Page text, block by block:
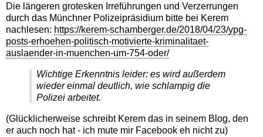
Die längeren grotesken Irreführungen und Verzerrungen
durch das Münchner Polizeipräsidium bitte bei Kerem
nachlesen: https://kerem-schamberger.de/2018/04/23/ypg-
posts-erhoehen-politisch-motivierte-kriminalitaet-
auslaender-in-muenchen-um-754-oder/
Wichtige Erkenntnis leider: es wird außerdem
wieder einmal deutlich, wie schlampig die
Polizei arbeitet.
(Glücklicherweise schreibt Kerem das in seinem Blog, den
er auch noch hat - ich mute mir Facebook eh nicht zu)